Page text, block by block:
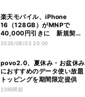
楽天モバイル、iPhone
16（128GB）がMNPで
40,000円引きに 新規契約
でも40,000ポイントを還元
2026/08/03 20:00
povo2.0、夏休み・お盆休み
におすすめのデータ使い放題
トッピングを期間限定提供
23時間前